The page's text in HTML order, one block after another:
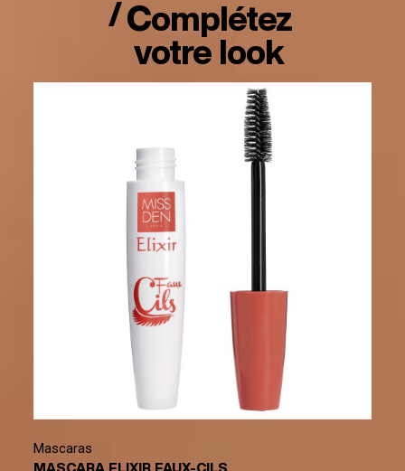
Complétez
votre look
Mascaras
MASCARA ELIXIR FAUX-CILS